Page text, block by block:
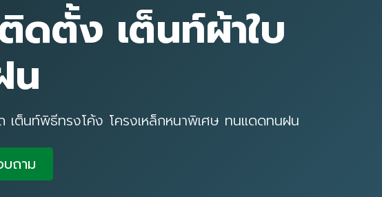
ดตั้ง เต็นท์ผ้าใบ
น
ต็นท์พิธีทรงโค้ง โครงเหล็กหนาพิเศษ ทนแดดทนฝน
ถาม